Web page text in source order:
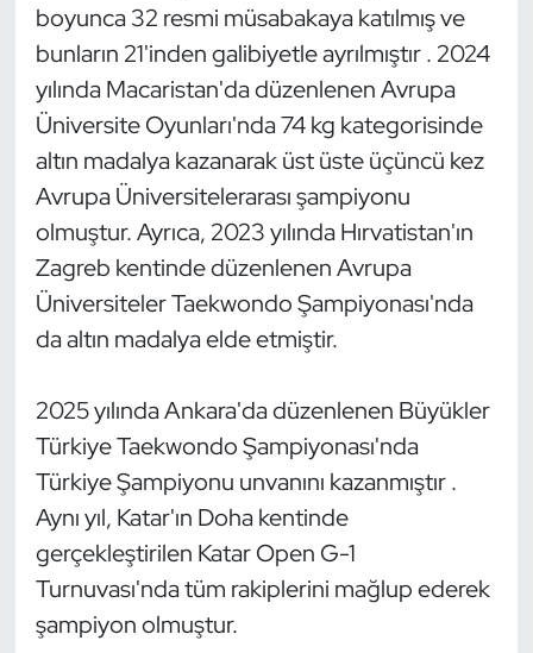
boyunca 32 resmi müsabakaya katılmış ve
bunların 21'inden galibiyetle ayrılmıştır . 2024
yılında Macaristan'da düzenlenen Avrupa
Üniversite Oyunları'nda 74 kg kategorisinde
altın madalya kazanarak üst üste üçüncü kez
Avrupa Üniversitelerarası şampiyonu
olmuştur. Ayrıca, 2023 yılında Hırvatistan'ın
Zagreb kentinde düzenlenen Avrupa
Üniversiteler Taekwondo Şampiyonası'nda
da altın madalya elde etmiştir.
2025 yılında Ankara'da düzenlenen Büyükler
Türkiye Taekwondo Şampiyonası'nda
Türkiye Şampiyonu unvanını kazanmıştır .
Aynı yıl, Katar'ın Doha kentinde
gerçekleştirilen Katar Open G-1
Turnuvası'nda tüm rakiplerini mağlup ederek
şampiyon olmuştur.
E-Spor
Eskrim
Futbol
Futsal
Genel
Golf
Güreş
Halter
Hava Sporları
Hentbol